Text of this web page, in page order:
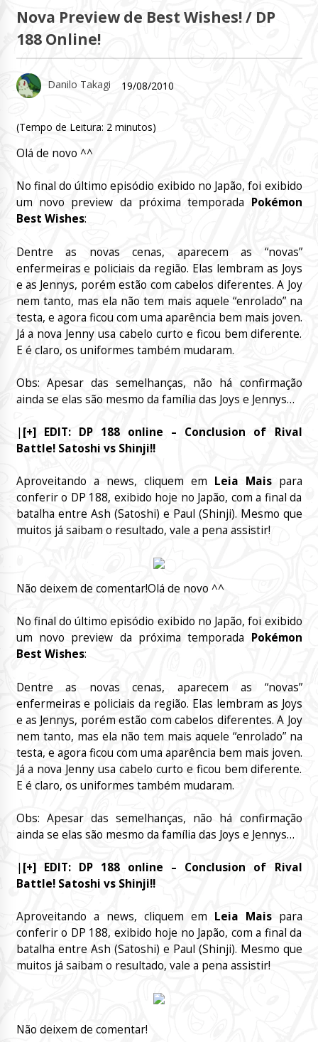
Nova Preview de Best Wishes! / DP
188 Online!
Danilo Takagi 19/08/2010
(Tempo de Leitura: 2 minutos)
Olá de novo ^^
No final do último episódio exibido no Japão, foi exibido
um novo preview da próxima temporada Pokémon
Best Wishes:
Dentre as novas cenas, aparecem as “novas”
enfermeiras e policiais da região. Elas lembram as Joys
e as Jennys, porém estão com cabelos diferentes. A Joy
nem tanto, mas ela não tem mais aquele “enrolado” na
testa, e agora ficou com uma aparência bem mais joven.
Já a nova Jenny usa cabelo curto e ficou bem diferente.
E é claro, os uniformes também mudaram.
Obs: Apesar das semelhanças, não há confirmação
ainda se elas são mesmo da família das Joys e Jennys…
|[+] EDIT: DP 188 online – Conclusion of Rival
Battle! Satoshi vs Shinji!!
Aproveitando a news, cliquem em Leia Maispara
conferir o DP 188, exibido hoje no Japão, com a final da
batalha entre Ash (Satoshi) e Paul (Shinji). Mesmo que
muitos já saibam o resultado, vale a pena assistir!
Não deixem de comentar!Olá de novo ^^
No final do último episódio exibido no Japão, foi exibido
um novo preview da próxima temporada Pokémon
Best Wishes:
Dentre as novas cenas, aparecem as “novas”
enfermeiras e policiais da região. Elas lembram as Joys
e as Jennys, porém estão com cabelos diferentes. A Joy
nem tanto, mas ela não tem mais aquele “enrolado” na
testa, e agora ficou com uma aparência bem mais joven.
Já a nova Jenny usa cabelo curto e ficou bem diferente.
E é claro, os uniformes também mudaram.
Obs: Apesar das semelhanças, não há confirmação
ainda se elas são mesmo da família das Joys e Jennys…
|[+] EDIT: DP 188 online – Conclusion of Rival
Battle! Satoshi vs Shinji!!
Aproveitando a news, cliquem em Leia Maispara
conferir o DP 188, exibido hoje no Japão, com a final da
batalha entre Ash (Satoshi) e Paul (Shinji). Mesmo que
muitos já saibam o resultado, vale a pena assistir!
Não deixem de comentar!